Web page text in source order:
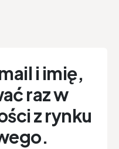
i imię,
raz w
z rynku